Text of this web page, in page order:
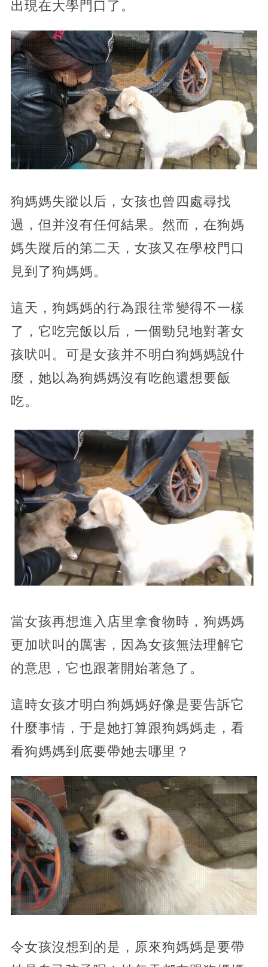
出現在大學門口了。
狗媽媽失蹤以后，女孩也曾四處尋找
過，但并沒有任何結果。然而，在狗媽
媽失蹤后的第二天，女孩又在學校門口
見到了狗媽媽。
這天，狗媽媽的行為跟往常變得不一樣
了，它吃完飯以后，一個勁兒地對著女
孩吠叫。可是女孩并不明白狗媽媽說什
麼，她以為狗媽媽沒有吃飽還想要飯
吃。
當女孩再想進入店里拿食物時，狗媽媽
更加吠叫的厲害，因為女孩無法理解它
的意思，它也跟著開始著急了。
這時女孩才明白狗媽媽好像是要告訴它
什麼事情，于是她打算跟狗媽媽走，看
看狗媽媽到底要帶她去哪里？
令女孩沒想到的是，原來狗媽媽是要帶